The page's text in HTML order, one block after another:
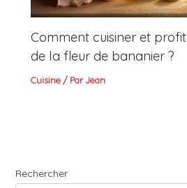
Comment cuisiner et
de la fleur de bananier ?
Cuisine / ParJean
Rechercher